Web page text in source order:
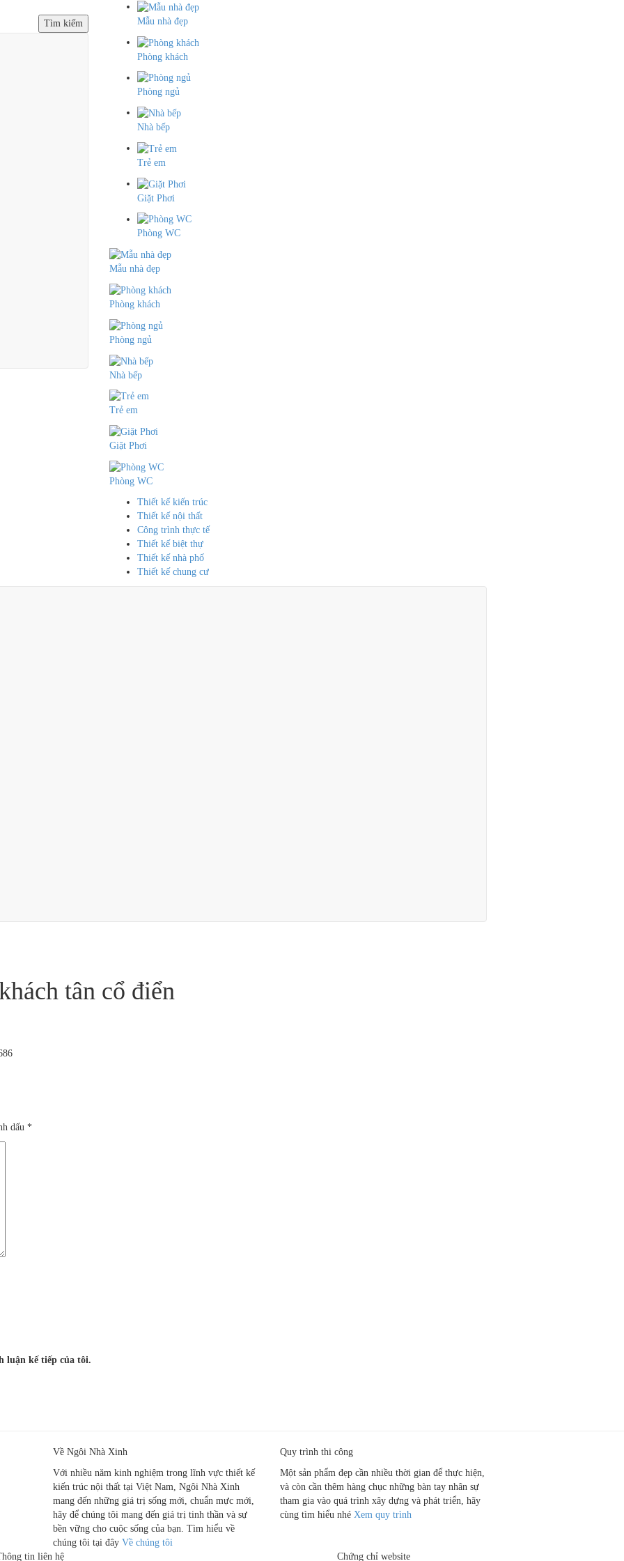
Tìm kiếm Mẫu nhà đẹp
Phòng khách
Phòng ngủ
Nhà bếp
Trẻ em
Giặt Phơi
Phòng WC
Mẫu nhà đẹp
Phòng khách
Phòng ngủ
Nhà bếp
Trẻ em
Giặt Phơi
Phòng WC
Thiết kế kiến trúc
Thiết kế nội thất
Công trình thực tế
Thiết kế biệt thự
Thiết kế nhà phố
Thiết kế chung cư
tân cổ điển
dấu *
luận kế tiếp của tôi.
Về Ngôi Nhà Xinh
Với nhiều năm kinh nghiệm trong lĩnh vực thiết kế
kiến trúc nội thất tại Việt Nam, Ngôi Nhà Xinh
mang đến những giá trị sống mới, chuẩn mực mới,
hãy để chúng tôi mang đến giá trị tinh thần và sự
bền vững cho cuộc sống của bạn. Tìm hiểu về
chúng tôi tại đây Về chúng tôi
Quy trình thi công
Một sản phẩm đẹp cần nhiều thời gian để thực hiện,
và còn cần thêm hàng chục những bàn tay nhân sự
tham gia vào quá trình xây dựng và phát triển, hãy
cùng tìm hiểu nhé Xem quy trình
tin liên hệ Chứng chỉ website